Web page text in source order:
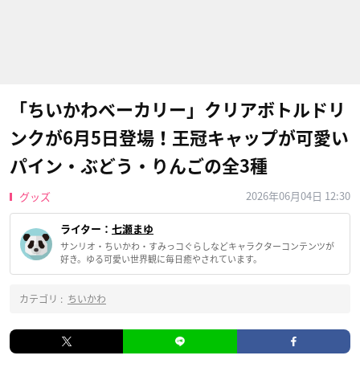
「ちいかわベーカリー」クリアボトルドリ
ンクが6月5日登場！王冠キャップが可愛い
パイン・ぶどう・りんごの全3種
グッズ 2026年06月04日 12:30
ライター： 七瀬まゆ
サンリオ・ちいかわ・すみっコぐらしなどキャラクターコンテンツが
好き。ゆる可愛い世界観に毎日癒やされています。
カテゴリ : ちいかわ